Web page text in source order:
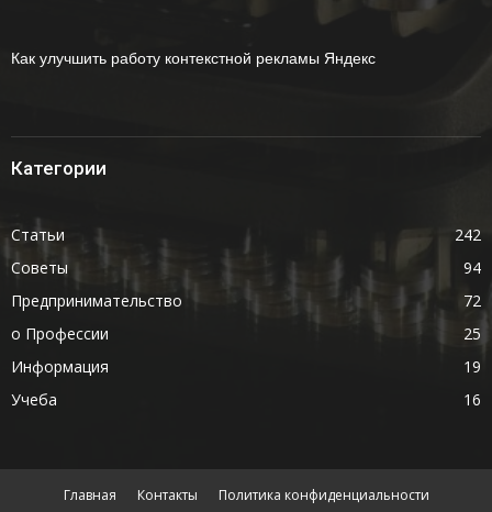
Как улучшить работу контекстной рекламы Яндекс
Категории
Статьи
242
Советы
94
Предпринимательство
72
о Профессии
25
Информация
19
Учеба
16
Главная Контакты Политика конфиденциальности